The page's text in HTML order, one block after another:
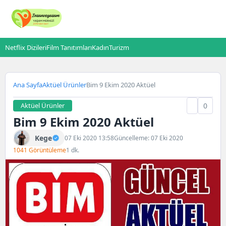
Netflix DizileriFilm TanıtımlarıKadınTurizm
Ana SayfaAktüel ÜrünlerBim 9 Ekim 2020 Aktüel
Aktüel Ürünler 0
Bim 9 Ekim 2020 Aktüel
Kege 07 Eki 2020 13:58Güncelleme: 07 Eki 2020
1041 Görüntüleme1 dk.